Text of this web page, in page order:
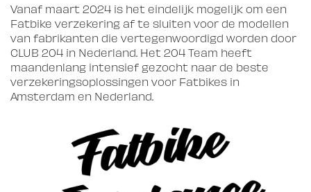
Vanaf maart 2024 is het eindelijk mogelijk om een
Fatbike verzekering af te sluiten voor de modellen
van fabrikanten die vertegenwoordigd worden door
CLUB 204 in Nederland. Het 204 Team heeft
maandenlang intensief gezocht naar de beste
verzekeringsoplossingen voor Fatbikes in
Amsterdam en Nederland.